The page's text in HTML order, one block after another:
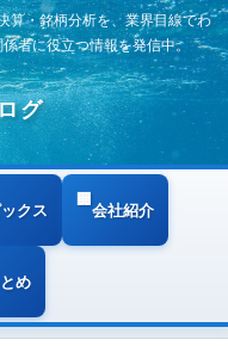
算・銘柄分析を、業界目線でわ
者に役立つ情報を発信中。
グ
クス 会社紹介
め